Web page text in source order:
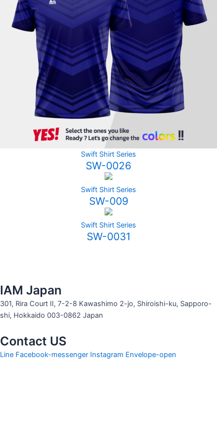
Swift Shirt Series
SW-0026
Swift Shirt Series
SW-009
Swift Shirt Series
SW-0031
IAM Japan
301, Rira Court II, 7-2-8 Kawashimo 2-jo, Shiroishi-ku, Sapporo-
shi, Hokkaido 003-0862 Japan
Contact US
Line Facebook-messenger Instagram Envelope-open